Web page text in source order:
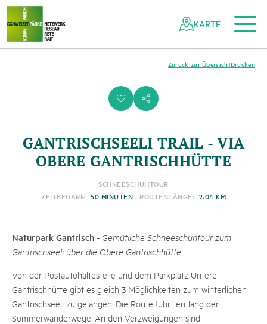
Navigieren
Netzwerk
Schweizer
Schnellnavigation
Zum Hauptinhalt
Zur mobilen Navigation
Zur Suche
Zum Fussbereich
Zur Sitemap
KARTE
i s
Drucken
Zurück zur Übersicht
GANTRISCHSEELI TRAIL - VIA
OBERE GANTRISCHHÜTTE
SCHNEESCHUHTOUR
ZEITBEDARF: 50 MINUTEN ROUTENLÄNGE: 2.04 KM
Naturpark Gantrisch - Gemütliche Schneeschuhtour zum
Gantrischseeli über die Obere Gantrischhütte.
Von der Postautohaltestelle und dem Parkplatz Untere
Gantrischhütte gibt es gleich 3 Möglichkeiten zum winterlichen
Gantrischseeli zu gelangen. Die Route führt entlang der
Sommerwanderwege. An den Verzweigungen sind